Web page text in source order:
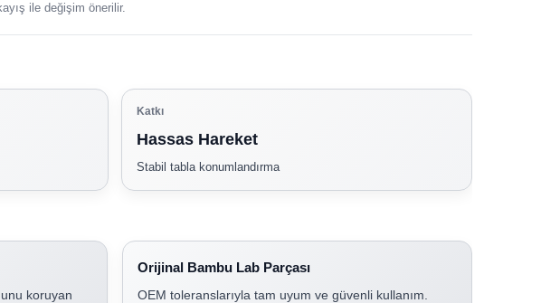
ile değişim önerilir.
Katkı
Hassas Hareket
Stabil tabla konumlandırma
koruyan
Orijinal Bambu Lab Parçası
OEM toleranslarıyla tam uyum ve güvenli kullanım.